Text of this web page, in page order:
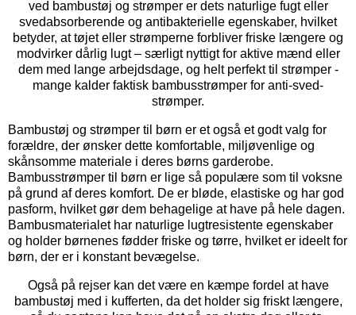
ved bambustøj og strømper er dets naturlige fugt eller
svedabsorberende og antibakterielle egenskaber, hvilket
betyder, at tøjet eller strømperne forbliver friske længere og
modvirker dårlig lugt – særligt nyttigt for aktive mænd eller
dem med lange arbejdsdage, og helt perfekt til strømper -
mange kalder faktisk bambusstrømper for anti-sved-
strømper.
Bambustøj og strømper til børn er et også et godt valg for
forældre, der ønsker dette komfortable, miljøvenlige og
skånsomme materiale i deres børns garderobe.
Bambusstrømper til børn er lige så populære som til voksne
på grund af deres komfort. De er bløde, elastiske og har god
pasform, hvilket gør dem behagelige at have på hele dagen.
Bambusmaterialet har naturlige lugtresistente egenskaber
og holder børnenes fødder friske og tørre, hvilket er ideelt for
børn, der er i konstant bevægelse.
Også på rejser kan det være en kæmpe fordel at have
bambustøj med i kufferten, da det holder sig friskt længere,